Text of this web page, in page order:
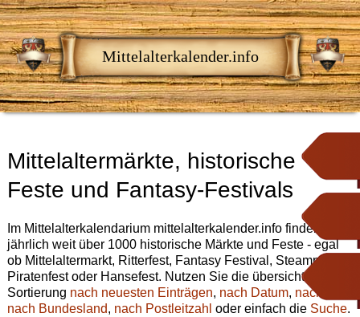
Mittelalterkalender.info
Mittelaltermärkte, historische
Feste und Fantasy-Festivals
Im Mittelalterkalendarium mittelalterkalender.info finden Sie
jährlich weit über 1000 historische Märkte und Feste - egal
ob Mittelaltermarkt, Ritterfest, Fantasy Festival, Steampunk,
Piratenfest oder Hansefest. Nutzen Sie die übersichtliche
Sortierung nach neuesten Einträgen, nach Datum, nach Ort
nach Bundesland, nach Postleitzahl oder einfach die Suche.